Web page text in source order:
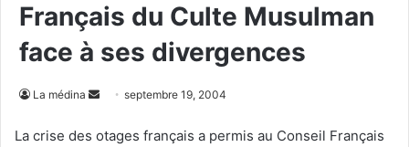
Français du Culte Musulman
face à ses divergences
La médina
v
septembre 19, 2004
La crise des otages français a permis au Conseil Français